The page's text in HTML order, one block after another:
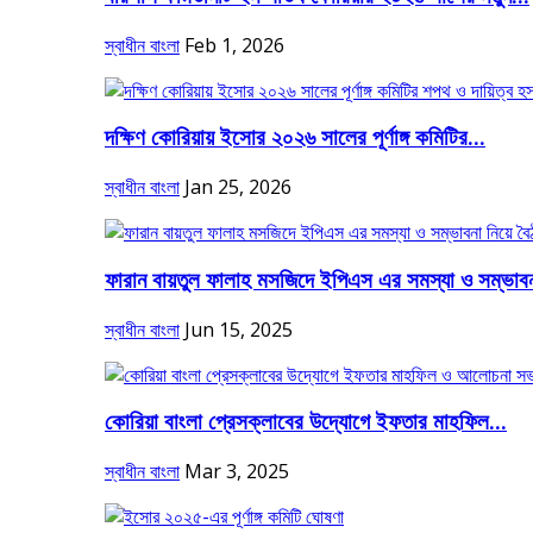
স্বাধীন বাংলা Feb 1, 2026
দক্ষিণ কোরিয়ায় ইসোর ২০২৬ সালের পূর্ণাঙ্গ কমিটির...
স্বাধীন বাংলা Jan 25, 2026
ফারান বায়তুল ফালাহ মসজিদে ইপিএস এর সমস্যা ও
স্বাধীন বাংলা Jun 15, 2025
কোরিয়া বাংলা প্রেসক্লাবের উদ্যোগে ইফতার মাহফিল...
স্বাধীন বাংলা Mar 3, 2025